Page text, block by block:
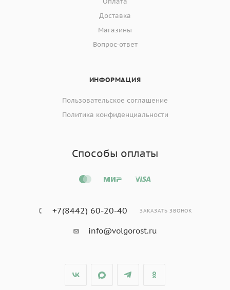
Доставка
Магазины
Вопрос-ответ
ИНФОРМАЦИЯ
Пользовательское соглашение
Политика конфиденциальности
Способы оплаты
+7(8442) 60-20-40 ЗАКАЗАТЬ ЗВОНОК
info@volgorost.ru